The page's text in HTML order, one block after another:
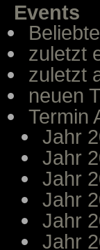
Events
zuletzt
zuletzt
neuen
Termin
Jahr
Jahr
Jahr
Jahr
Jahr
Jahr